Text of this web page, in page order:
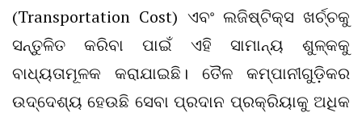
(Transportation Cost) ଏବଂ ଲଜିଷ୍ଟିକ୍ସ ଖର୍ଚ୍ଚକୁ
ସନ୍ତୁଳିତ କରିବା ପାଇଁ ଏହି ସାମାନ୍ୟ ଶୁଳ୍କକୁ
ବାଧ୍ୟତାମୂଳକ କରାଯାଇଛି। ତୈଳ କମ୍ପାନୀଗୁଡ଼ିକର
ଉଦ୍ଦେଶ୍ୟ ହେଉଛି ସେବା ପ୍ରଦାନ ପ୍ରକ୍ରିୟାକୁ ଅଧିକ